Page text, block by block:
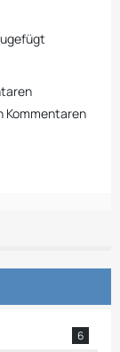
Kommentaren
6